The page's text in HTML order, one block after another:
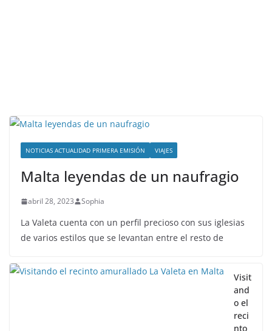
NOTICIAS ACTUALIDAD PRIMERA EMISIÓN VIAJES
Malta leyendas de un naufragio
abril 28, 2023 Sophia
La Valeta cuenta con un perfil precioso con sus iglesias
de varios estilos que se levantan entre el resto de
Visit
and
o el
reci
nto